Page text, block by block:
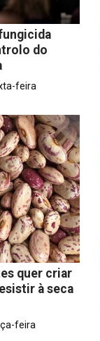
do
feira
quer criar
à seca
feira